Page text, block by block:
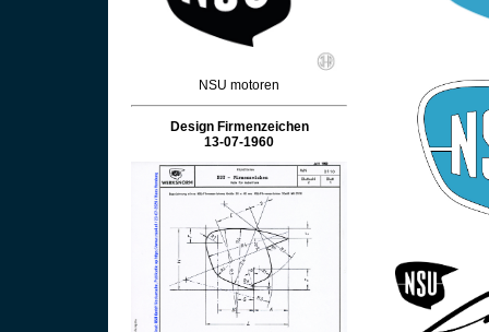
NSU motoren
Design Firmenzeichen
13-07-1960